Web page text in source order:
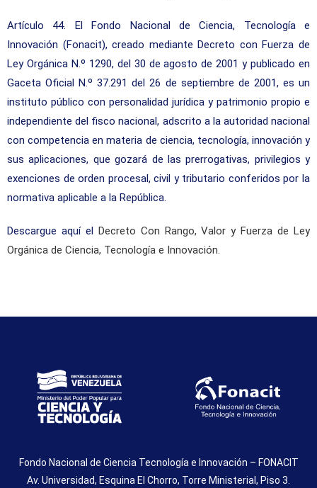
Artículo 44. El Fondo Nacional de Ciencia, Tecnología e
Innovación (Fonacit), creado mediante Decreto con Fuerza de
Ley Orgánica N.º 1290, del 30 de agosto de 2001 y publicado en
Gaceta Oficial N.º 37.291 del 26 de septiembre de 2001, es un
instituto público con personalidad jurídica y patrimonio propio e
independiente del fisco nacional, adscrito a la autoridad nacional
con competencia en materia de ciencia, tecnología, innovación y
sus aplicaciones, que gozará de las prerrogativas, privilegios y
exenciones de orden procesal, civil y tributario conferidos por la
normativa aplicable a la República.
Descargue aquí el Decreto Con Rango, Valor y Fuerza de Ley
Orgánica de Ciencia, Tecnología e Innovación.
Fondo Nacional de Ciencia Tecnología e Innovación – FONACIT
Av. Universidad, Esquina El Chorro, Torre Ministerial, Piso 3.